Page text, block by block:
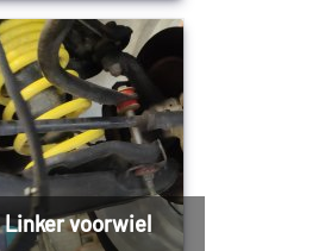
Linker voorwiel